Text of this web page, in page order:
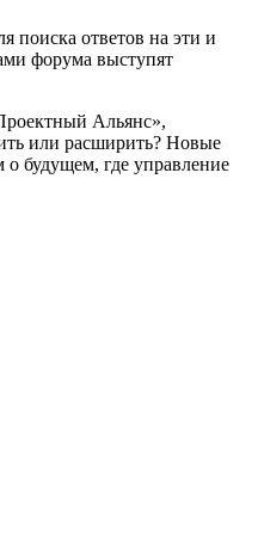
поиска ответов на эти и
форума выступят
Альянс»,
или расширить? Новые
будущем, где управление